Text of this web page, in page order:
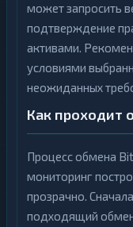
может запросить
подтверждение
активами.
условиями
неожиданных
Как проходит
Процесс обмена
мониторинг
прозрачно.
подходящий